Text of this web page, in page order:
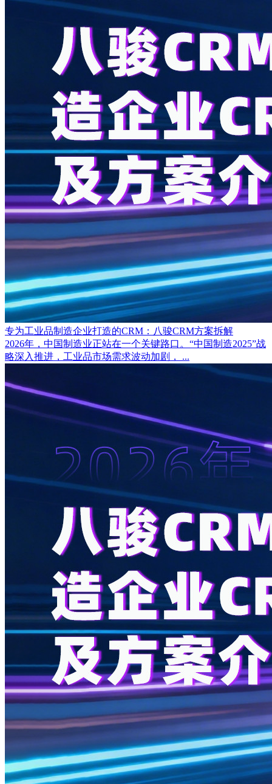
专为工业品制造企业打造的CRM：八骏CRM方案拆解
2026年，中国制造业正站在一个关键路口。“中国制造2025”战
略深入推进，工业品市场需求波动加剧， ...